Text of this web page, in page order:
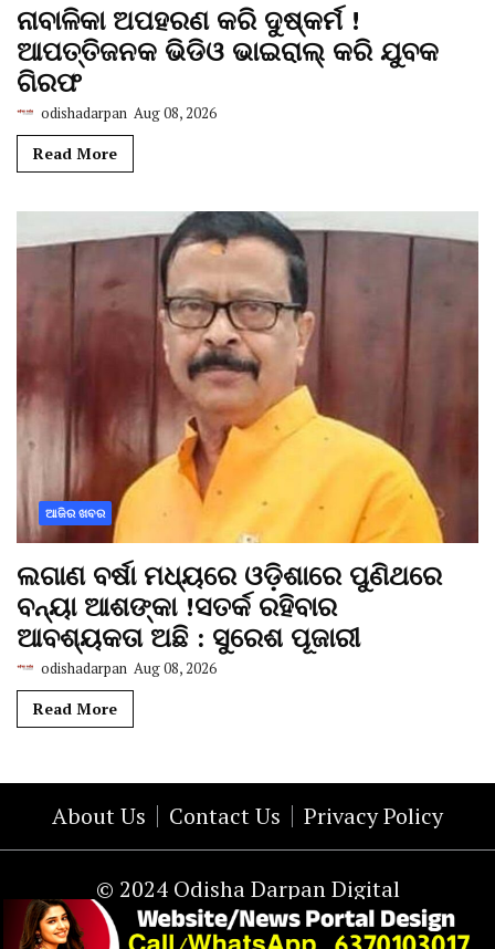
ନାବାଳିକା ଅପହରଣ କରି ଦୁଷ୍କର୍ମ !
ଆପତ୍ତିଜନକ ଭିଡିଓ ଭାଇରାଲ୍ କରି ଯୁବକ
ଗିରଫ
odishadarpan Aug 08, 2026
Read More
ଆଜିର ଖବର
ଲଗାଣ ବର୍ଷା ମଧ୍ୟରେ ଓଡ଼ିଶାରେ ପୁଣିଥରେ
ବନ୍ୟା ଆଶଙ୍କା !ସତର୍କ ରହିବାର
ଆବଶ୍ୟକତା ଅଛି : ସୁରେଶ ପୂଜାରୀ
odishadarpan Aug 08, 2026
Read More
About Us Contact Us Privacy Policy
© 2024 Odisha Darpan Digital